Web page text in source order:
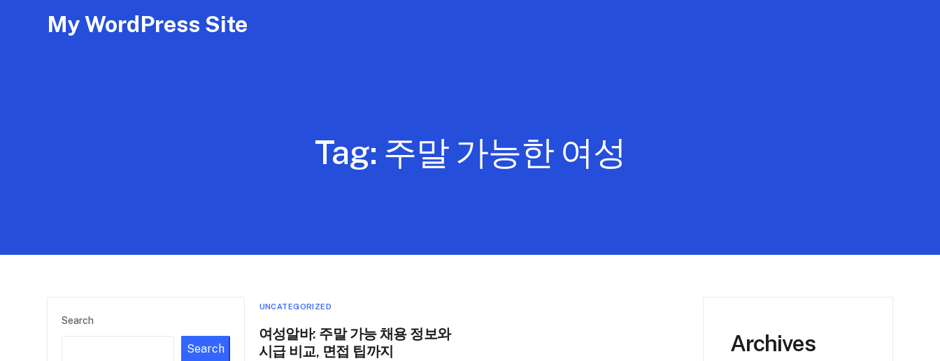
My WordPress Site
Tag: 주말 가능한 여성
Search
Search
UNCATEGORIZED
여성알바: 주말 가능 채용 정보와
시급 비교, 면접 팁까지
Archives